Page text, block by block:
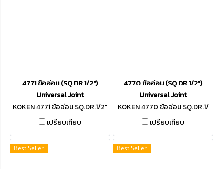
4771 ข้ออ่อน (SQ.DR.1/2")
Universal Joint
KOKEN 4771 ข้ออ่อน SQ.DR.1/2"
เปรียบเทียบ
4770 ข้ออ่อน (SQ.DR.1/2")
Universal Joint
KOKEN 4770 ข้ออ่อน SQ.DR.1/
เปรียบเทียบ
Best Seller Best Seller